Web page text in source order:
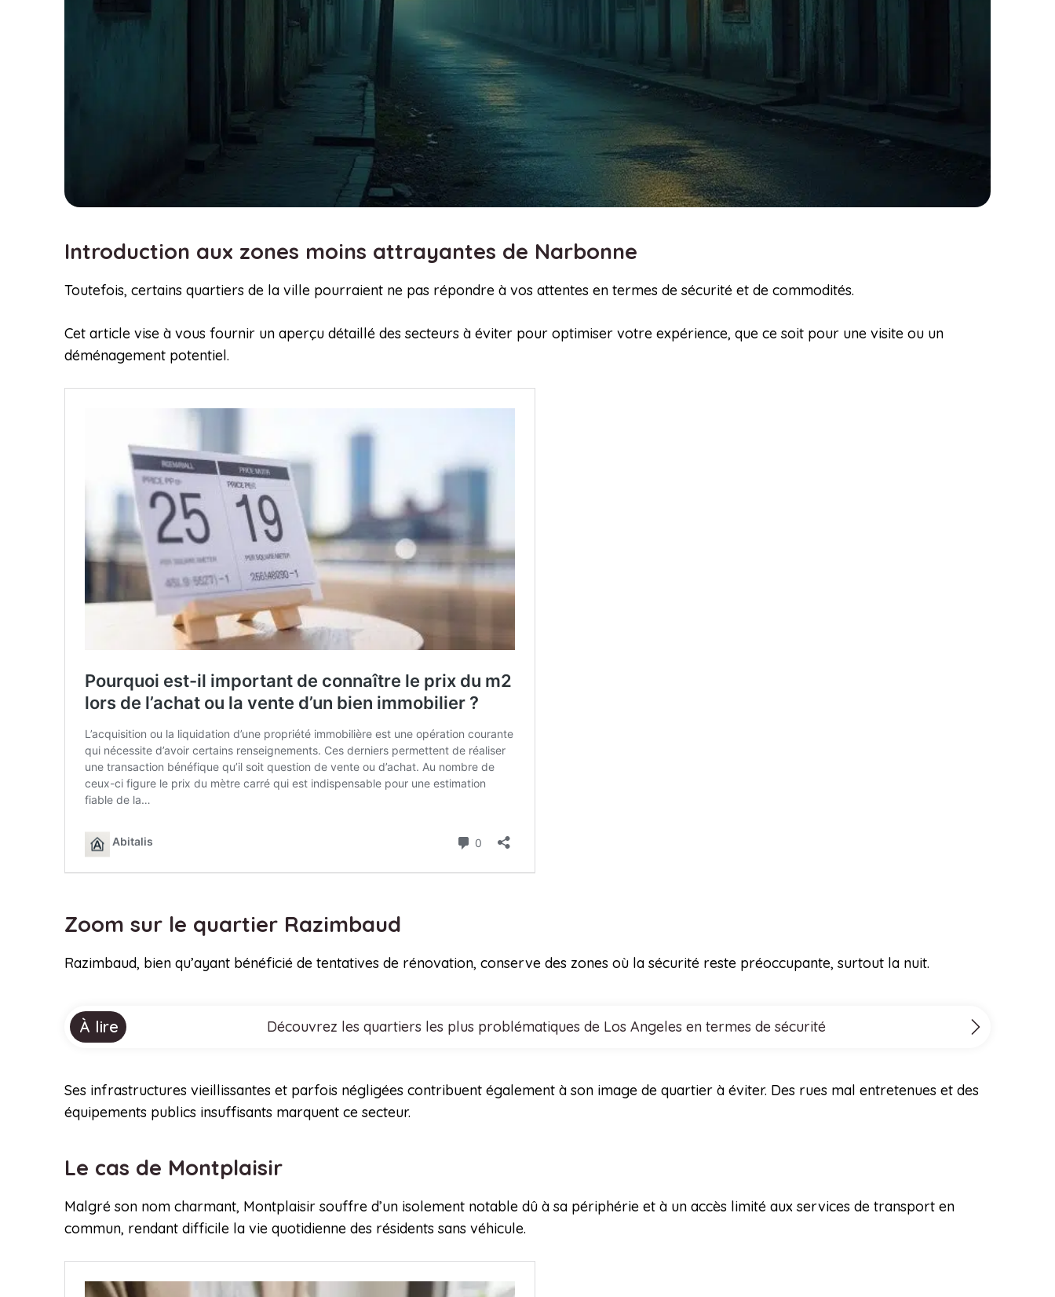
Introduction aux zones moins attrayantes de Narbonne
Toutefois, certains quartiers de la ville pourraient ne pas répondre à vos attentes en termes de sécurité et de commodités.
Cet article vise à vous fournir un aperçu détaillé des secteurs à éviter pour optimiser votre expérience, que ce soit pour une visite ou un
déménagement potentiel.
Zoom sur le quartier Razimbaud
Razimbaud, bien qu’ayant bénéficié de tentatives de rénovation, conserve des zones où la sécurité reste préoccupante, surtout la nuit.
À lire Découvrez les quartiers les plus problématiques de Los Angeles en termes de sécurité
Ses infrastructures vieillissantes et parfois négligées contribuent également à son image de quartier à éviter. Des rues mal entretenues et des
équipements publics insuffisants marquent ce secteur.
Le cas de Montplaisir
Malgré son nom charmant, Montplaisir souffre d’un isolement notable dû à sa périphérie et à un accès limité aux services de transport en
commun, rendant difficile la vie quotidienne des résidents sans véhicule.